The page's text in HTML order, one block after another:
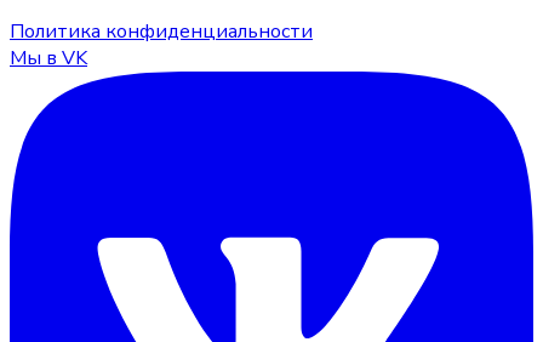
Политика конфиденциальности
Мы в VK